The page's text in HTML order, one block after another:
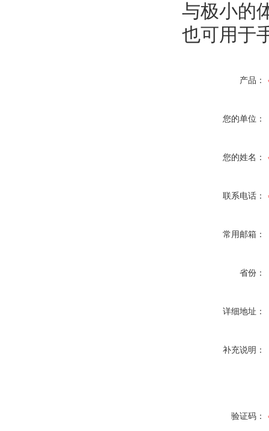
与极小的
也可用于
产品：
您的单位：
您的姓名：
联系电话：
常用邮箱：
省份：
详细地址：
补充说明：
验证码：